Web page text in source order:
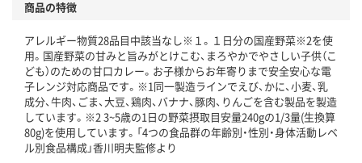
商品の特徴
アレルギー物質28品目中該当なし※１。１日分の国産野菜※2を使
用。国産野菜の甘みと旨みがとけこむ、まろやかでやさしい子供（こ
ども）のための甘口カレー。お子様からお年寄りまで安全安心な電
子レンジ対応商品です。※1同一製造ラインでえび、かに、小麦、乳
成分、牛肉、ごま、大豆、鶏肉、バナナ、豚肉、りんごを含む製品を製造
しています。※2 3~5歳の1日の野菜摂取目安量240gの1/3量(生換算
80g)を使用しています。「4つの食品群の年齢別・性別・身体活動レベ
ル別食品構成」香川明夫監修より